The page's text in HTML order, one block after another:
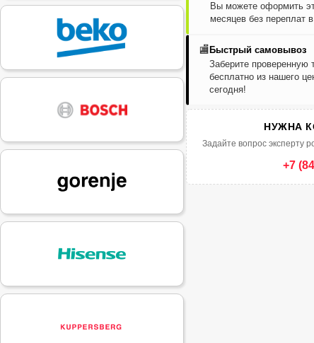
Вы можете оформить
месяцев без переплат
🏬 Быстрый самовывоз
Заберите проверенную
бесплатно из нашего
сегодня!
НУЖНА
Задайте вопрос эксперту
+7